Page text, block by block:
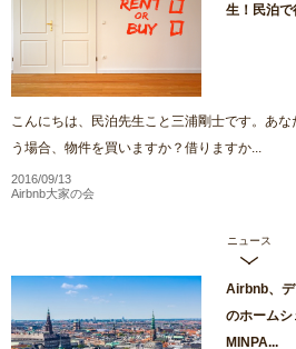
生！民泊
こんにちは、民泊先生こと三浦剛士です。あ
う場合、物件を買いますか？借りますか...
2016/09/13
Airbnb大家の会
ニュース
Airbnb、デ
のホーム
MINPA...